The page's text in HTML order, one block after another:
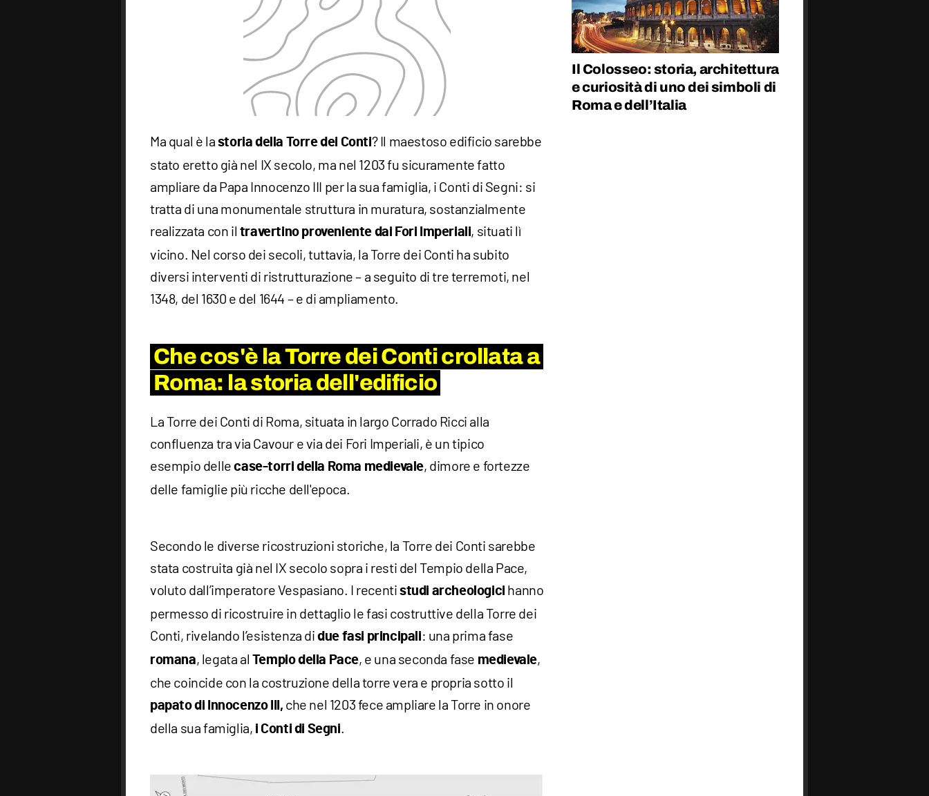
Ma qual è la storia della Torre dei Conti? Il maestoso edificio sarebbe
stato eretto già nel IX secolo, ma nel 1203 fu sicuramente fatto
ampliare da Papa Innocenzo III per la sua famiglia, i Conti di Segni: si
tratta di una monumentale struttura in muratura, sostanzialmente
realizzata con il travertino proveniente dai Fori Imperiali, situati lì
vicino. Nel corso dei secoli, tuttavia, la Torre dei Conti ha subito
diversi interventi di ristrutturazione – a seguito di tre terremoti, nel
1348, del 1630 e del 1644 – e di ampliamento.
Che cos'è la Torre dei Conti crollata a
Roma: la storia dell'edificio
La Torre dei Conti di Roma, situata in largo Corrado Ricci alla
confluenza tra via Cavour e via dei Fori Imperiali, è un tipico
esempio dellecase-torri della Roma medievale, dimore e fortezze
delle famiglie più ricche dell'epoca.
Secondo le diverse ricostruzioni storiche, la Torre dei Conti sarebbe
stata costruita già nel IX secolo sopra i resti del Tempio della Pace,
voluto dall’imperatore Vespasiano. I recentistudi archeologici hanno
permesso di ricostruire in dettaglio le fasi costruttive della Torre dei
Conti, rivelando l’esistenza didue fasi principali: una prima fase
romana, legata al Tempio della Pace, e una seconda fase medievale,
che coincide con la costruzione della torre vera e propria sotto il
papato di Innocenzo III, che nel 1203 fece ampliare la Torre in onore
della sua famiglia, i Conti di Segni.
Il Colosseo: storia, architettura
e curiosità di uno dei simboli di
Roma e dell’Italia